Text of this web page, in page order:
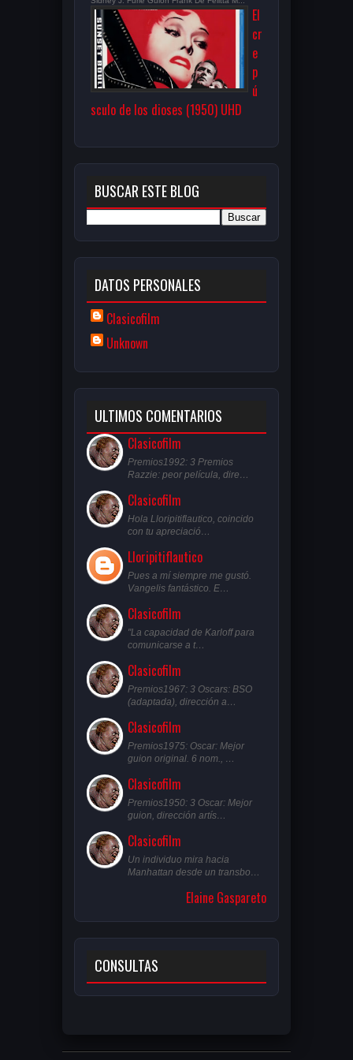
El
cr
e
p
ú
sculo de los dioses (1950) UHD
BUSCAR ESTE BLOG
DATOS PERSONALES
Clasicofilm
Unknown
ULTIMOS COMENTARIOS
Clasicofilm
Premios1992: 3 Premios
Razzie: peor película, dire…
Clasicofilm
Hola Lloripitiflautico, coincido
con tu apreciació…
Lloripitiflautico
Pues a mí siempre me gustó.
Vangelis fantástico. E…
Clasicofilm
"La capacidad de Karloff para
comunicarse a t…
Clasicofilm
Premios1967: 3 Oscars: BSO
(adaptada), dirección a…
Clasicofilm
Premios1975: Oscar: Mejor
guion original. 6 nom., …
Clasicofilm
Premios1950: 3 Oscar: Mejor
guion, dirección artís…
Clasicofilm
Un individuo mira hacia
Manhattan desde un transbo…
Elaine Gaspareto
CONSULTAS